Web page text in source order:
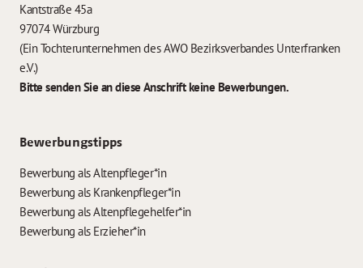
Kantstraße 45a
97074 Würzburg
(Ein Tochterunternehmen des AWO Bezirksverbandes Unterfranken
e.V.)
Bitte senden Sie an diese Anschrift keine Bewerbungen.
Bewerbungstipps
Bewerbung als Altenpfleger*in
Bewerbung als Krankenpfleger*in
Bewerbung als Altenpflegehelfer*in
Bewerbung als Erzieher*in